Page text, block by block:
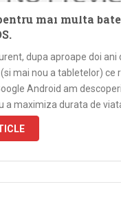
mai multa
dupa aproape doi ani
mai nou a tabletelor) ce
Android am
a maximiza durata de
o lista …